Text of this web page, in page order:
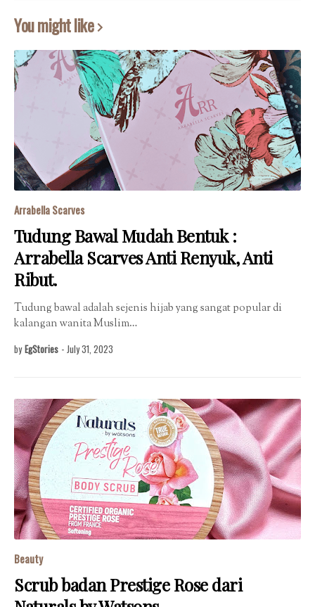
You might like
Arrabella Scarves
Tudung Bawal Mudah Bentuk :
Arrabella Scarves Anti Renyuk, Anti
Ribut.
Tudung bawal adalah sejenis hijab yang sangat popular di
kalangan wanita Muslim…
by EgStories - July 31, 2023
Beauty
Scrub badan Prestige Rose dari